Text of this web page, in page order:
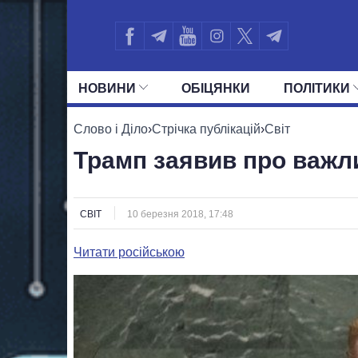
НОВИНИ ОБIЦЯНКИ ПОЛIТИКИ
УСІ ПОЛІТИКИ ПРЕЗИДЕНТ І ОФІС
Слово і Діло›Стрічка публікацій›Світ
Трамп заявив про
СВІТ 10 березня 2018, 17:48
Читати російською